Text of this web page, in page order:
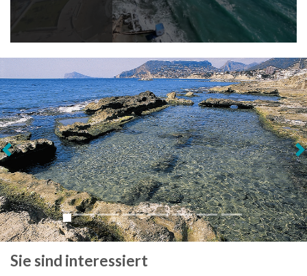
Weiter
Sie sind interessiert